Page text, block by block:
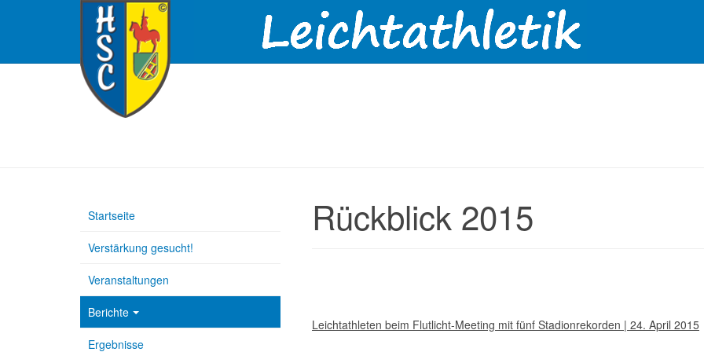
Rückblick 2015
Leichtathleten beim Flutlicht-Meeting mit fünf Stadionrekorden | 24. April 2015
Startseite
Verstärkung gesucht!
Veranstaltungen
Berichte
Ergebnisse